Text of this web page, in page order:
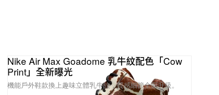
Nike Air Max Goadome 乳牛紋配色「Cow
Print」全新曝光
機能戶外鞋款換上趣味立體乳牛紋，質感細節全面升級。